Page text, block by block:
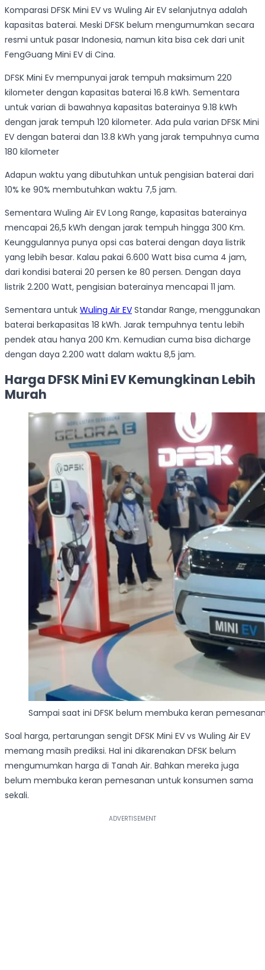
Komparasi DFSK Mini EV vs Wuling Air EV selanjutnya adalah
kapasitas baterai. Meski DFSK belum mengumumkan secara
resmi untuk pasar Indonesia, namun kita bisa cek dari unit
FengGuang Mini EV di Cina.
DFSK Mini Ev mempunyai jarak tempuh maksimum 220
kilometer dengan kapasitas baterai 16.8 kWh. Sementara
untuk varian di bawahnya kapasitas baterainya 9.18 kWh
dengan jarak tempuh 120 kilometer. Ada pula varian DFSK Mini
EV dengan baterai dan 13.8 kWh yang jarak tempuhnya cuma
180 kilometer
Adapun waktu yang dibutuhkan untuk pengisian baterai dari
10% ke 90% membutuhkan waktu 7,5 jam.
Sementara Wuling Air EV Long Range, kapasitas baterainya
mencapai 26,5 kWh dengan jarak tempuh hingga 300 Km.
Keunggulannya punya opsi cas baterai dengan daya listrik
yang lebih besar. Kalau pakai 6.600 Watt bisa cuma 4 jam,
dari kondisi baterai 20 persen ke 80 persen. Dengan daya
listrik 2.200 Watt, pengisian baterainya mencapai 11 jam.
Sementara untuk Wuling Air EV Standar Range, menggunakan
baterai berkapasitas 18 kWh. Jarak tempuhnya tentu lebih
pendek atau hanya 200 Km. Kemudian cuma bisa dicharge
dengan daya 2.200 watt dalam waktu 8,5 jam.
Harga DFSK Mini EV Kemungkinan Lebih
Murah
Sampai saat ini DFSK belum membuka keran
Soal harga, pertarungan sengit DFSK Mini EV vs Wuling Air EV
memang masih prediksi. Hal ini dikarenakan DFSK belum
mengumumkan harga di Tanah Air. Bahkan mereka juga
belum membuka keran pemesanan untuk konsumen sama
sekali.